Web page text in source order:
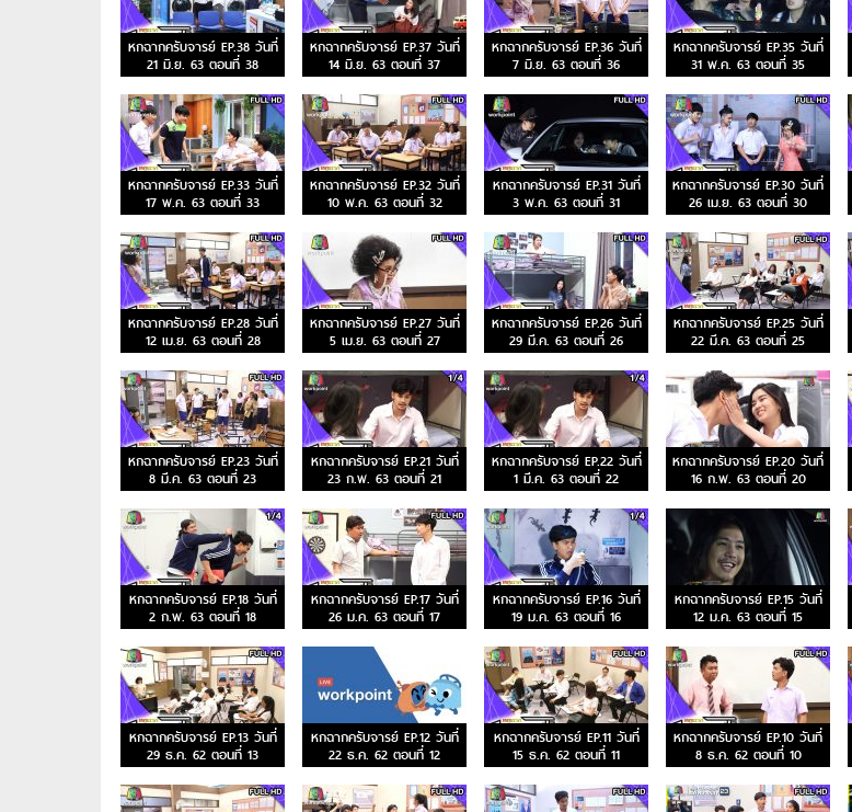
หกฉากครับจารย์ EP.38 วันที่
21 มิ.ย. 63 ตอนที่ 38
หกฉากครับจารย์ EP.37 วันที่
14 มิ.ย. 63 ตอนที่ 37
หกฉากครับจารย์ EP.36 วันที่
7 มิ.ย. 63 ตอนที่ 36
หกฉากครับจารย์ EP.35 วันที่
31 พ.ค. 63 ตอนที่ 35
หกฉากครับจารย์ EP.33 วันที่
17 พ.ค. 63 ตอนที่ 33
หกฉากครับจารย์ EP.32 วันที่
10 พ.ค. 63 ตอนที่ 32
หกฉากครับจารย์ EP.31 วันที่
3 พ.ค. 63 ตอนที่ 31
หกฉากครับจารย์ EP.30 วันที่
26 เม.ย. 63 ตอนที่ 30
หกฉากครับจารย์ EP.28 วันที่
12 เม.ย. 63 ตอนที่ 28
หกฉากครับจารย์ EP.27 วันที่
5 เม.ย. 63 ตอนที่ 27
หกฉากครับจารย์ EP.26 วันที่
29 มี.ค. 63 ตอนที่ 26
หกฉากครับจารย์ EP.25 วันที่
22 มี.ค. 63 ตอนที่ 25
หกฉากครับจารย์ EP.23 วันที่
8 มี.ค. 63 ตอนที่ 23
หกฉากครับจารย์ EP.21 วันที่
23 ก.พ. 63 ตอนที่ 21
หกฉากครับจารย์ EP.22 วันที่
1 มี.ค. 63 ตอนที่ 22
หกฉากครับจารย์ EP.20 วันที่
16 ก.พ. 63 ตอนที่ 20
หกฉากครับจารย์ EP.18 วันที่
2 ก.พ. 63 ตอนที่ 18
หกฉากครับจารย์ EP.17 วันที่
26 ม.ค. 63 ตอนที่ 17
หกฉากครับจารย์ EP.16 วันที่
19 ม.ค. 63 ตอนที่ 16
หกฉากครับจารย์ EP.15 วันที่
12 ม.ค. 63 ตอนที่ 15
หกฉากครับจารย์ EP.13 วันที่
29 ธ.ค. 62 ตอนที่ 13
หกฉากครับจารย์ EP.12 วันที่
22 ธ.ค. 62 ตอนที่ 12
หกฉากครับจารย์ EP.11 วันที่
15 ธ.ค. 62 ตอนที่ 11
หกฉากครับจารย์ EP.10 วันที่
8 ธ.ค. 62 ตอนที่ 10